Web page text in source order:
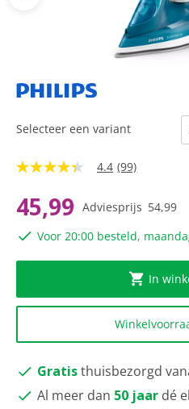
4.4
5
sterren,
gemiddelde
scorewaarde.
99
paginalink.
4.4 (99)
45,99 Adviesprijs 54,99
Voor 20:00 besteld,
Selecteer een variant
In
Gratisthuisbezorgd
Al meer dan 50 jaar dé